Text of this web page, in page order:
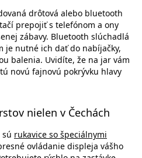
drôtová alebo bluetooth
prepojiť s telefónom a ony
zábavy. Bluetooth slúchadlá
je nutné ich dať do nabíjačky,
balenia. Uvidíte, že na jar vám
novú fajnovú pokrývku hlavy
nielen v Čechách
sú rukavice so špeciálnymi
ovládanie displeja vášho